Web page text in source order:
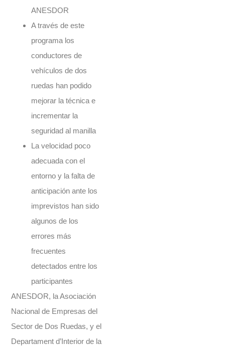
ANESDOR
A través de este
programa los
conductores de
vehículos de dos
ruedas han podido
mejorar la técnica e
incrementar la
seguridad al manilla
La velocidad poco
adecuada con el
entorno y la falta de
anticipación ante los
imprevistos han sido
algunos de los
errores más
frecuentes
detectados entre los
participantes
ANESDOR, la Asociación
Nacional de Empresas del
Sector de Dos Ruedas, y el
Departament d’Interior de la